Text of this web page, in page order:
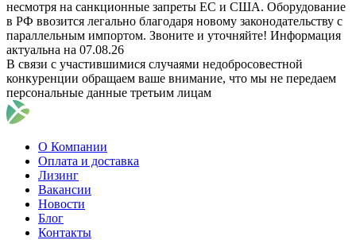
несмотря на санкционные запреты ЕС и США. Оборудование
в РФ ввозится легально благодаря новому законодательству с
параллельным импортом. Звоните и уточняйте! Информация
актуальна на 07.08.26
В связи с участившимися случаями недобросовестной
конкуренции обращаем ваше внимание, что мы не передаем
персональные данные третьим лицам
О Компании
Оплата и доставка
Лизинг
Вакансии
Новости
Блог
Контакты